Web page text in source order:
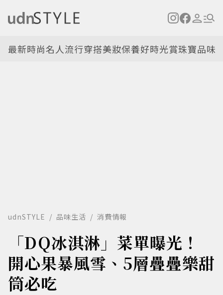
最新時尚名人流行穿搭美妝保養好時光賞珠寶品味
udnSTYLE 品味生活 消費情報
「DQ冰淇淋」菜單曝光！
開心果暴風雪、5層疊疊樂甜
筒必吃